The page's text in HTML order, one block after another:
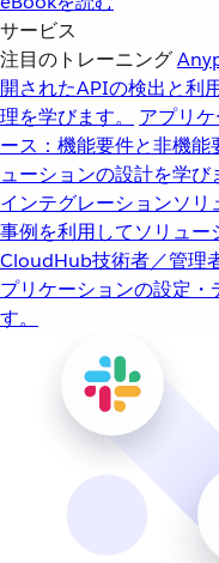
サービス
注目のトレーニング
開されたAPIの検出と利
理を学びます。
アプリ
ース：機能要件と非機能
ューションの設計を学び
インテグレーションソリ
事例を利用してソリュー
CloudHub技術者／管理
プリケーションの設定・
す。